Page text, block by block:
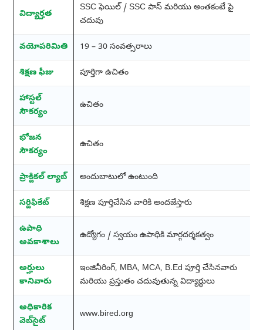
విద్యార్హత
SSC ఫెయిల్ / SSC పాస్ మరియు అంతకంటే పై
చదువు
వయోపరిమితి 19 – 30 సంవత్సరాలు
శిక్షణ ఫీజు పూర్తిగా ఉచితం
హాస్టల్
సౌకర్యం
ఉచితం
భోజన
సౌకర్యం
ఉచితం
ప్రాక్టికల్ ల్యాబ్ అందుబాటులో ఉంటుంది
సర్టిఫికేట్ శిక్షణ పూర్తిచేసిన వారికి అందజేస్తారు
ఉపాధి
అవకాశాలు
ఉద్యోగం / స్వయం ఉపాధికి మార్గదర్శకత్వం
అర్హులు
కానివారు
ఇంజినీరింగ్, MBA, MCA, B.Ed పూర్తి చేసినవారు
మరియు ప్రస్తుతం చదువుతున్న విద్యార్థులు
అధికారిక
వెబ్‌సైట్
www.bired.org